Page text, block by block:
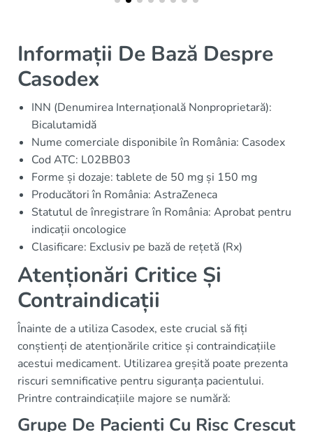
Informații De Bază Despre
Casodex
INN (Denumirea Internațională Nonproprietară):
Bicalutamidă
Nume comerciale disponibile în România: Casodex
Cod ATC: L02BB03
Forme și dozaje: tablete de 50 mg și 150 mg
Producători în România: AstraZeneca
Statutul de înregistrare în România: Aprobat pentru
indicații oncologice
Clasificare: Exclusiv pe bază de rețetă (Rx)
Atenționări Critice Și
Contraindicații
Înainte de a utiliza Casodex, este crucial să fiți
conștienți de atenționările critice și contraindicațiile
acestui medicament. Utilizarea greșită poate prezenta
riscuri semnificative pentru siguranța pacientului.
Printre contraindicațiile majore se numără:
Grupe De Pacienți Cu Risc Crescut